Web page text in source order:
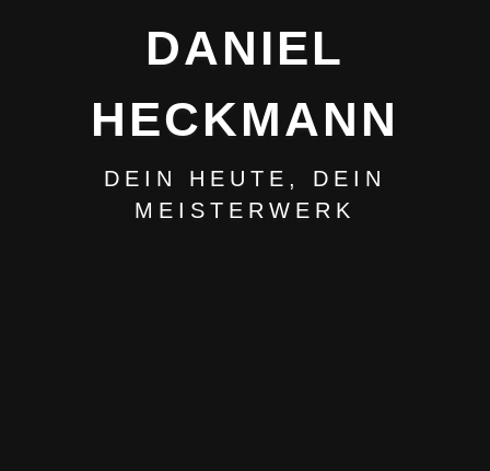
DANIEL
HECKMANN
DEIN HEUTE, DEIN
MEISTERWERK